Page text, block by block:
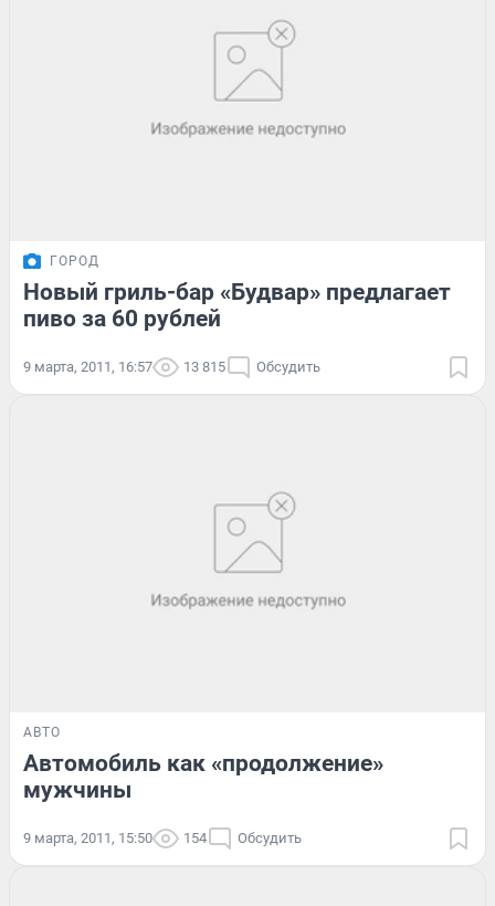
ГОРОД
Новый гриль-бар «Будвар» предлагает
пиво за 60 рублей
9 марта, 2011, 16:57 13 815 Обсудить
АВТО
Автомобиль как «продолжение»
мужчины
9 марта, 2011, 15:50 154 Обсудить